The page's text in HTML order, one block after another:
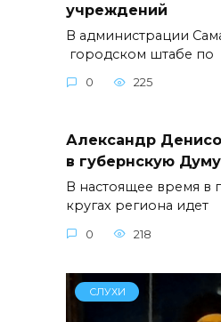
учреждений
В администрации
городском штабе по
0 225
Александр
в губернскую
В настоящее время в
кругах региона идет
0 218
СЛУХИ